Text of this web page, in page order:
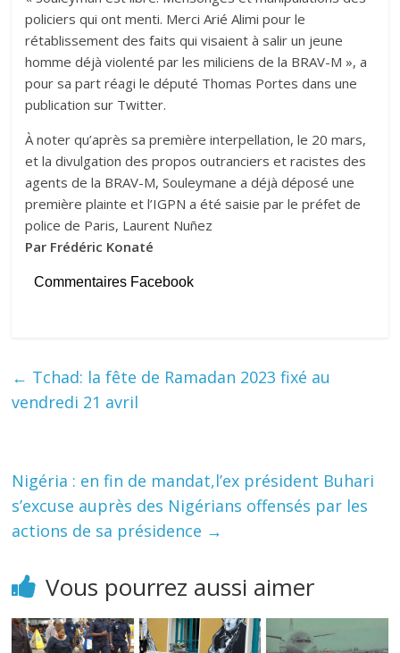
policiers qui ont menti. Merci Arié Alimi pour le
rétablissement des faits qui visaient à salir un jeune
homme déjà violenté par les miliciens de la BRAV-M », a
pour sa part réagi le député Thomas Portes dans une
publication sur Twitter.
À noter qu’après sa première interpellation, le 20 mars,
et la divulgation des propos outranciers et racistes des
agents de la BRAV-M, Souleymane a déjà déposé une
première plainte et l’IGPN a été saisie par le préfet de
police de Paris, Laurent Nuñez
Par Frédéric Konaté
Commentaires Facebook
← Tchad: la fête de Ramadan 2023 fixé au
vendredi 21 avril
Nigéria : en fin de mandat,l’ex président Buhari
s’excuse auprès des Nigérians offensés par les
actions de sa présidence →
Vous pourrez aussi aimer